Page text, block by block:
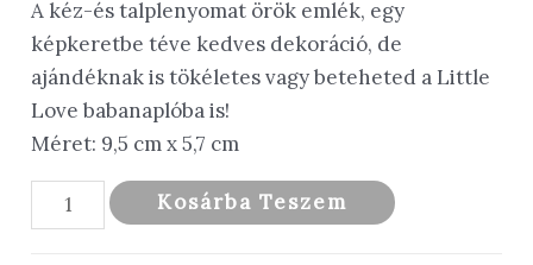
A kéz-és talplenyomat örök emlék, egy
képkeretbe téve kedves dekoráció, de
ajándéknak is tökéletes vagy beteheted a Little
Love babanaplóba is!
Méret: 9,5 cm x 5,7 cm
Babaváró
box
Kosárba Teszem